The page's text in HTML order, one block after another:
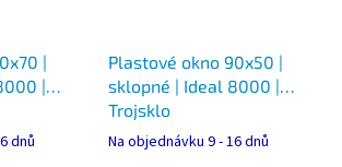
|
|
dnů
Plastové okno 90x50 |
sklopné | Ideal 8000 |
Trojsklo
Na objednávku 9 - 16 dnů